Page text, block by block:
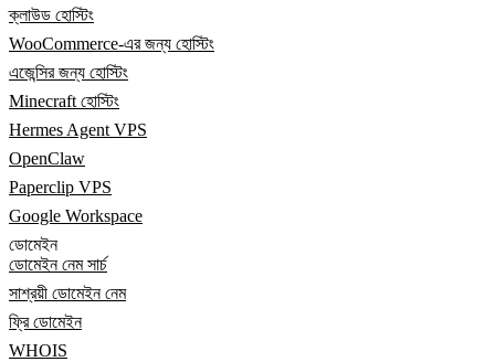
ক্লাউড হোস্টিং
WooCommerce-এর জন্য হোস্টিং
এজেন্সির জন্য হোস্টিং
Minecraft হোস্টিং
Hermes Agent VPS
OpenClaw
Paperclip VPS
Google Workspace
ডোমেইন
ডোমেইন নেম সার্চ
সাশ্রয়ী ডোমেইন নেম
ফ্রি ডোমেইন
WHOIS